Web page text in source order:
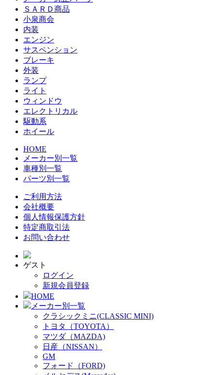
ＳＡＲＤ商品
小泉商会
内装
エンジン
サスペンション
ブレーキ
外装
ランプ
ライト
ウィンドウ
エレクトリカル
駆動系
ホイール
HOME
メーカー別一覧
車種別一覧
パーツ別一覧
ご利用方法
会社概要
個人情報保護方針
特定商取引法
お問い合わせ
ゲスト
ログイン
新規会員登録
HOME
メーカー別一覧
クラシックミニ(CLASSIC MINI)
トヨタ（TOYOTA）
マツダ（MAZDA)
日産（NISSAN）
GM
フォード（FORD)